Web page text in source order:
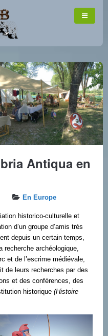
Antiqua en
En Europe
historico-culturelle et
d’un groupe d’amis très
depuis un certain temps,
recherche archéologique,
et de l’escrime médiévale,
de leurs recherches par des
et des conférences, des
historique (Histoire